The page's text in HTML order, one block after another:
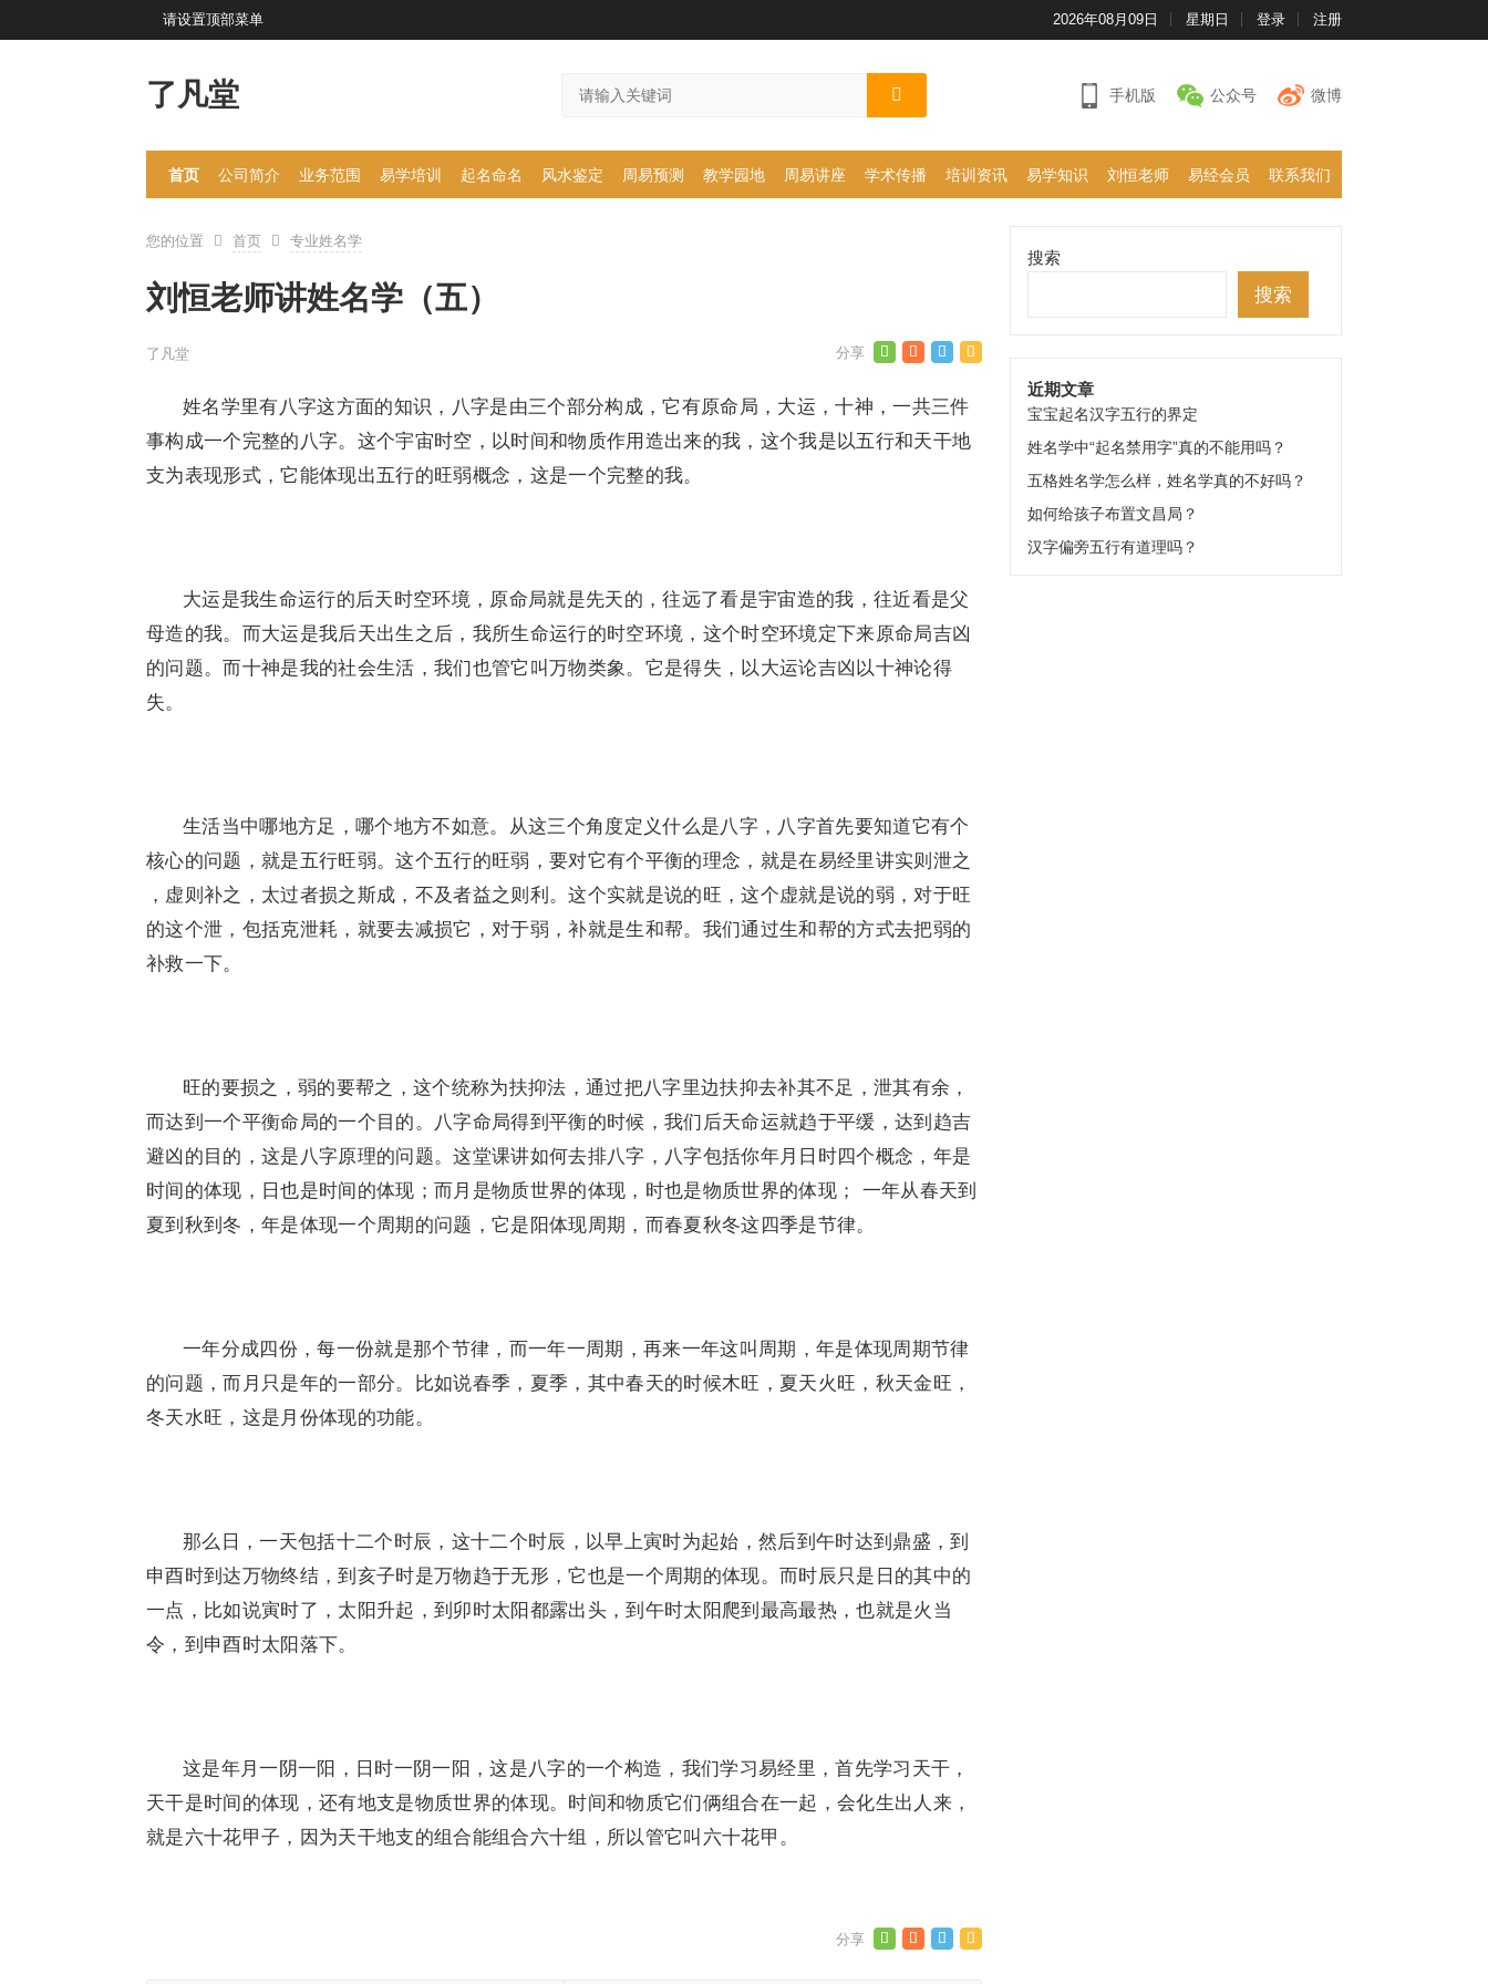
请设置顶部菜单 2026年08月09日 星期日 登录 注册
了凡堂 手机版 公众号 微博
首页 公司简介 业务范围 易学培训 起名命名 风水鉴定 周易预测 教学园地 周易讲座 学术传播 培训资讯 易学知识 刘恒老师 易经会员 联系我们
您的位置 首页 专业姓名学
刘恒老师讲姓名学（五）
了凡堂
姓名学里有八字这方面的知识，八字是由三个部分构成，它有原命局，大运，十神，一共三件
事构成一个完整的八字。这个宇宙时空，以时间和物质作用造出来的我，这个我是以五行和天干地
支为表现形式，它能体现出五行的旺弱概念，这是一个完整的我。
大运是我生命运行的后天时空环境，原命局就是先天的，往远了看是宇宙造的我，往近看是父
母造的我。而大运是我后天出生之后，我所生命运行的时空环境，这个时空环境定下来原命局吉凶
的问题。而十神是我的社会生活，我们也管它叫万物类象。它是得失，以大运论吉凶以十神论得
失。
生活当中哪地方足，哪个地方不如意。从这三个角度定义什么是八字，八字首先要知道它有个
核心的问题，就是五行旺弱。这个五行的旺弱，要对它有个平衡的理念，就是在易经里讲实则泄之
，虚则补之，太过者损之斯成，不及者益之则利。这个实就是说的旺，这个虚就是说的弱，对于旺
的这个泄，包括克泄耗，就要去减损它，对于弱，补就是生和帮。我们通过生和帮的方式去把弱的
补救一下。
旺的要损之，弱的要帮之，这个统称为扶抑法，通过把八字里边扶抑去补其不足，泄其有余，
而达到一个平衡命局的一个目的。八字命局得到平衡的时候，我们后天命运就趋于平缓，达到趋吉
避凶的目的，这是八字原理的问题。这堂课讲如何去排八字，八字包括你年月日时四个概念，年是
时间的体现，日也是时间的体现；而月是物质世界的体现，时也是物质世界的体现； 一年从春天到
夏到秋到冬，年是体现一个周期的问题，它是阳体现周期，而春夏秋冬这四季是节律。
一年分成四份，每一份就是那个节律，而一年一周期，再来一年这叫周期，年是体现周期节律
的问题，而月只是年的一部分。比如说春季，夏季，其中春天的时候木旺，夏天火旺，秋天金旺，
冬天水旺，这是月份体现的功能。
那么日，一天包括十二个时辰，这十二个时辰，以早上寅时为起始，然后到午时达到鼎盛，到
申酉时到达万物终结，到亥子时是万物趋于无形，它也是一个周期的体现。而时辰只是日的其中的
一点，比如说寅时了，太阳升起，到卯时太阳都露出头，到午时太阳爬到最高最热，也就是火当
令，到申酉时太阳落下。
这是年月一阴一阳，日时一阴一阳，这是八字的一个构造，我们学习易经里，首先学习天干，
天干是时间的体现，还有地支是物质世界的体现。时间和物质它们俩组合在一起，会化生出人来，
就是六十花甲子，因为天干地支的组合能组合六十组，所以管它叫六十花甲。
搜索
搜索
近期文章
宝宝起名汉字五行的界定
姓名学中“起名禁用字”真的不能用吗？
五格姓名学怎么样，姓名学真的不好吗？
如何给孩子布置文昌局？
汉字偏旁五行有道理吗？